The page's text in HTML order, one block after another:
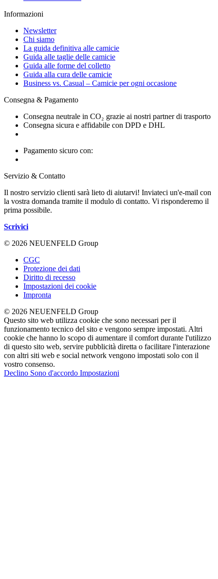
Informazioni
Newsletter
Chi siamo
La guida definitiva alle camicie
Guida alle taglie delle camicie
Guida alle forme del colletto
Guida alla cura delle camicie
Business vs. Casual – Camicie per ogni occasione
Consegna & Pagamento
Consegna neutrale in CO₂ grazie ai nostri partner di trasporto
Consegna sicura e affidabile con DPD e DHL
Pagamento sicuro con:
Servizio & Contatto
Il nostro servizio clienti sarà lieto di aiutarvi! Inviateci un'e-mail con
la vostra domanda tramite il modulo di contatto. Vi risponderemo il
prima possibile.
Scrivici
© 2026 NEUENFELD Group
CGC
Protezione dei dati
Diritto di recesso
Impostazioni dei cookie
Impronta
© 2026 NEUENFELD Group
Questo sito web utilizza cookie che sono necessari per il
funzionamento tecnico del sito e vengono sempre impostati. Altri
cookie che hanno lo scopo di aumentare il comfort durante l'utilizzo
di questo sito web, servire pubblicità diretta o facilitare l'interazione
con altri siti web e social network vengono impostati solo con il
vostro consenso.
Declino Sono d'accordo Impostazioni